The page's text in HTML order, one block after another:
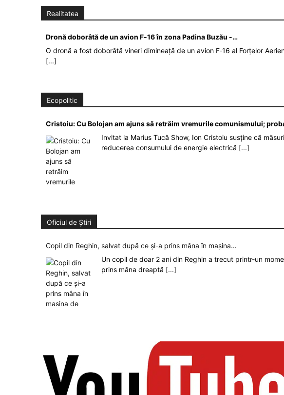
Realitatea
Dronă doborâtă de un avion F‑16 în zona Padina Buzău -…
O dronă a fost doborâtă vineri dimineață de un avion F‑16 al Forțelor
[...]
Ecopolitic
Cristoiu: Cu Bolojan am ajuns să retrăim vremurile comunismului;
Invitat la Marius Tucă Show, Ion Cristoiu susține că
reducerea consumului de energie electrică [...]
Oficiul de Știri
Copil din Reghin, salvat după ce și-a prins mâna în mașina…
Un copil de doar 2 ani din Reghin a trecut printr-un
prins mâna dreaptă [...]